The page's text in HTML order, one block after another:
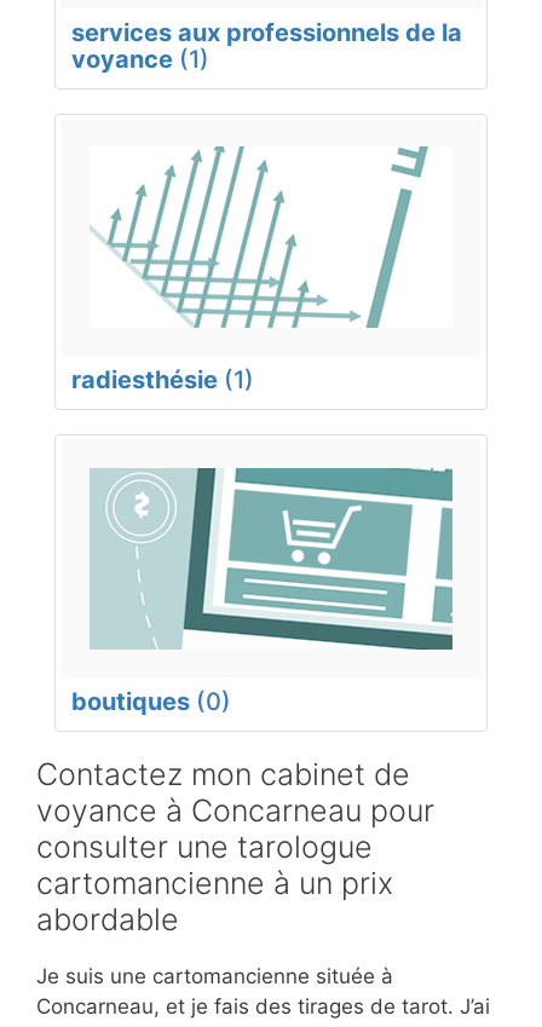
services aux professionnels de la
voyance (1)
radiesthésie (1)
boutiques (0)
Contactez mon cabinet de
voyance à Concarneau pour
consulter une tarologue
cartomancienne à un prix
abordable
Je suis une cartomancienne située à
Concarneau, et je fais des tirages de tarot. J’ai